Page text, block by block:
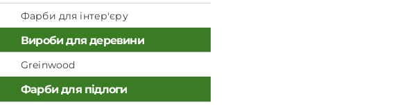
Фарби для інтер'єру
Вироби для деревини
Greinwood
Фарби для підлоги